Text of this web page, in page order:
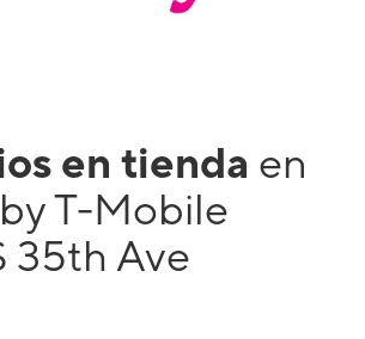
en tienda en
T-Mobile
35th Ave